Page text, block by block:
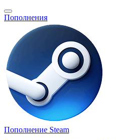
Пополнения
Пополнение Steam